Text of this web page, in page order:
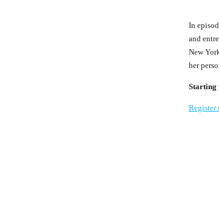
In
and
New
her
Starting
Register